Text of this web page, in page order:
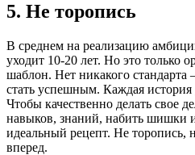
5. Не торопись
В среднем на реализацию
уходит 10-20 лет. Но это только
шаблон. Нет никакого стандарта
стать успешным. Каждая история
Чтобы качественно делать свое
навыков, знаний, набить шишки
идеальный рецепт. Не торопись,
вперед.